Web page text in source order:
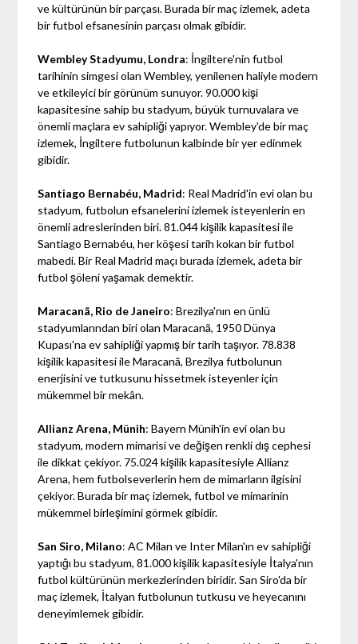
ve kültürünün bir parçası. Burada bir maç izlemek, adeta
bir futbol efsanesinin parçası olmak gibidir.
Wembley Stadyumu, Londra: İngiltere'nin futbol
tarihinin simgesi olan Wembley, yenilenen haliyle modern
ve etkileyici bir görünüm sunuyor. 90.000 kişi
kapasitesine sahip bu stadyum, büyük turnuvalara ve
önemli maçlara ev sahipliği yapıyor. Wembley'de bir maç
izlemek, İngiltere futbolunun kalbinde bir yer edinmek
gibidir.
Santiago Bernabéu, Madrid: Real Madrid'in evi olan bu
stadyum, futbolun efsanelerini izlemek isteyenlerin en
önemli adreslerinden biri. 81.044 kişilik kapasitesi ile
Santiago Bernabéu, her köşesi tarih kokan bir futbol
mabedi. Bir Real Madrid maçı burada izlemek, adeta bir
futbol şöleni yaşamak demektir.
Maracanã, Rio de Janeiro: Brezilya'nın en ünlü
stadyumlarından biri olan Maracanã, 1950 Dünya
Kupası'na ev sahipliği yapmış bir tarih taşıyor. 78.838
kişilik kapasitesi ile Maracanã, Brezilya futbolunun
enerjisini ve tutkusunu hissetmek isteyenler için
mükemmel bir mekân.
Allianz Arena, Münih: Bayern Münih'in evi olan bu
stadyum, modern mimarisi ve değişen renkli dış cephesi
ile dikkat çekiyor. 75.024 kişilik kapasitesiyle Allianz
Arena, hem futbolseverlerin hem de mimarların ilgisini
çekiyor. Burada bir maç izlemek, futbol ve mimarinin
mükemmel birleşimini görmek gibidir.
San Siro, Milano: AC Milan ve Inter Milan'ın ev sahipliği
yaptığı bu stadyum, 81.000 kişilik kapasitesiyle İtalya'nın
futbol kültürünün merkezlerinden biridir. San Siro'da bir
maç izlemek, İtalyan futbolunun tutkusu ve heyecanını
deneyimlemek gibidir.